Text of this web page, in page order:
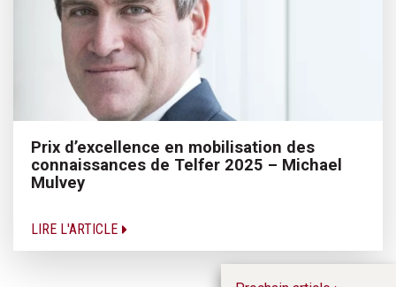
Prix d’excellence en mobilisation des
connaissances de Telfer 2025 – Michael
Mulvey
LIRE L'ARTICLE